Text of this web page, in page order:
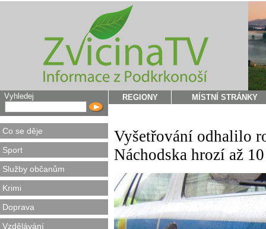
Vyhledej
Co se děje
Sport
Služby občanům
Krimi
Doprava
Vzdělávání
REGIONY MÍSTNÍ STRÁNKY
Vyšetřování odhalilo
Náchodska hrozí až